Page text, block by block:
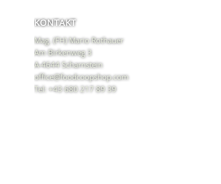
KONTAKT
Mag. (FH) Mario Rothauer
Am Birkenweg 3
A-4644 Scharnstein
office@foodcoopshop.com
Tel: +43 680 217 89 39